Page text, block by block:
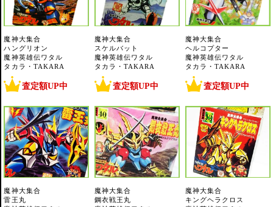
魔神大集合
ハングリオン
魔神英雄伝ワタル
タカラ・TAKARA
査定額UP中
魔神大集合
スケルバット
魔神英雄伝ワタル
タカラ・TAKARA
査定額UP中
魔神大集合
ヘルコプター
魔神英雄伝ワタル
タカラ・TAKARA
査定額UP中
魔神大集合
雷王丸
魔神大集合
鋼衣戦王丸
魔神大集合
キングヘラクロス